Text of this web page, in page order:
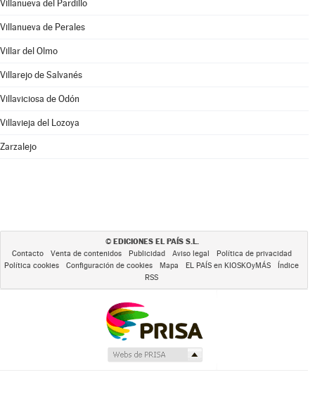
Villanueva del Pardillo
Villanueva de Perales
Villar del Olmo
Villarejo de Salvanés
Villaviciosa de Odón
Villavieja del Lozoya
Zarzalejo
© EDICIONES EL PAÍS S.L.
Contacto Venta de contenidos Publicidad Aviso legal
Política de privacidad
Política cookies
Configuración de cookies Mapa EL PAÍS en KIOSKOyMÁS
Índice
RSS